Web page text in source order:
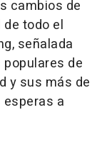
cambios de
todo el
señalada
de
y sus más de
a